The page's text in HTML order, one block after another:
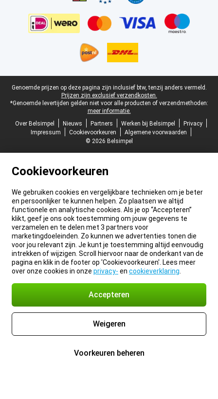
Juridische voettekst
Genoemde prijzen op deze pagina zijn inclusief btw, tenzij anders vermeld.
Prijzen zijn exclusief verzendkosten.
*Genoemde levertijden gelden niet voor alle producten of verzendmethoden:
meer informatie.
Over Belsimpel
Nieuws Partners Werken bij Belsimpel
Privacy
Impressum
Cookievoorkeuren
Algemene voorwaarden
© 2026 Belsimpel
Cookievoorkeuren
We gebruiken cookies en vergelijkbare technieken om je beter
en persoonlijker te kunnen helpen. Zo plaatsen we altijd
functionele en analytische cookies. Als je op “Accepteren”
klikt, geef je ons ook toestemming om jouw gegevens te
verzamelen en te delen met 3 partners voor
marketingdoeleinden. Zo kunnen we advertenties tonen die
voor jou relevant zijn. Je kunt je toestemming altijd eenvoudig
intrekken of wijzigen. Scroll hiervoor naar de onderkant van de
pagina en klik in de footer op 'Cookievoorkeuren'. Lees meer
over onze cookies in onze privacy- en cookieverklaring
Accepteren
Weigeren
Voorkeuren beheren